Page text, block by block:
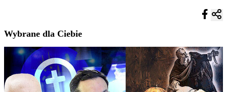
Wybrane dla Ciebie